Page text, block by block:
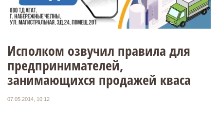
Исполком озвучил правила для
предпринимателей,
занимающихся продажей кваса
07.05.2014, 10:12